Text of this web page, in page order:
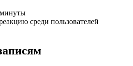
среди пользователей